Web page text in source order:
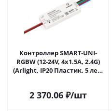
Контроллер SMART-UNI-
RGBW (12-24V, 4x1.5A, 2.4G)
(Arlight, IP20 Пластик, 5 лет)
2 370.06₽/шт